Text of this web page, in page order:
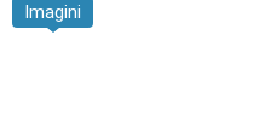
Imagini